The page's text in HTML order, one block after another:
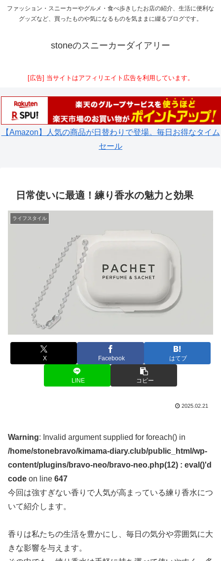
ファッション・スニーカーやグルメ・食べ歩きしたお店の紹介、生活に便利な
グッズなど、買ったものや気になるものを気ままに綴るブログです。
stoneのスニーカーダイアリー
[広告] 当サイトはアフィリエイト広告を利用しています。
【Amazon】人気の商品が日替わりで登場。毎日お得なタイム
セール
日常使いに最適！練り香水の魅力と効果
ライフスタイル
X Facebook はてブ
LINE コピー
2025.02.21
Warning: Invalid argument supplied for foreach() in
/home/stonebravo/kimama-diary.club/public_html/wp-
content/plugins/bravo-neo/bravo-neo.php(12) : eval()'d
code on line 647
今回は強すぎない香りで人気が高まっている練り香水につ
いて紹介します。
香りは私たちの生活を豊かにし、毎日の気分や雰囲気に大
きな影響を与えます。